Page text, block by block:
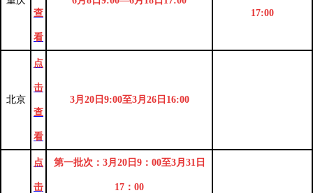
查
看
17:00
北京
点
击
查
看
3月20日9:00至3月26日16:00
点
击
第一批次：3月20日9：00至3月31日
17：00